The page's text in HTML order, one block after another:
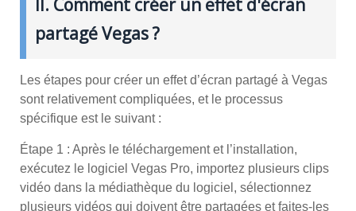
partagé Vegas ?
Les étapes pour créer un effet d’écran partagé à Vegas
sont relativement compliquées, et le processus
spécifique est le suivant :
Étape 1 : Après le téléchargement et l’installation,
exécutez le logiciel Vegas Pro, importez plusieurs clips
vidéo dans la médiathèque du logiciel, sélectionnez
plusieurs vidéos qui doivent être partagées et faites-les